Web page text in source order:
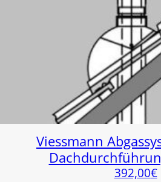
Viessmann
392,00€